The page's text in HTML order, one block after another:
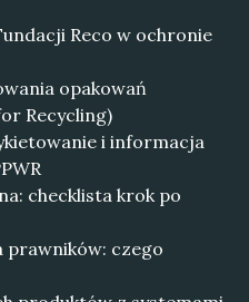
Reco w ochronie
opakowań
Recycling)
i informacja
checklista krok po
prawników: czego